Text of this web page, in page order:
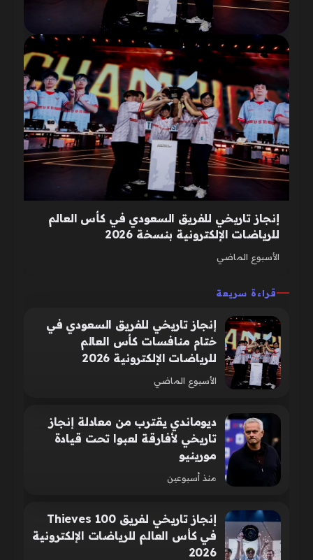
إنجاز تاريخي للفريق السعودي في كأس العالم
للرياضات الإلكترونية بنسخة 2026
الأسبوع الماضي
قراءة سريعة
إنجاز تاريخي للفريق السعودي في
ختام منافسات كأس العالم
للرياضات الإلكترونية 2026
الأسبوع الماضي
ديوماندي يقترب من معادلة إنجاز
تاريخي لأفارقة لعبوا تحت قيادة
مورينيو
منذ أسبوعين
إنجاز تاريخي لفريق 100 Thieves
في كأس العالم للرياضات الإلكترونية
2026